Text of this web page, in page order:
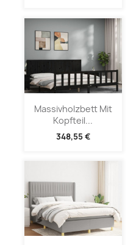
Massivholzbett Mit
Kopfteil...
348,55 €